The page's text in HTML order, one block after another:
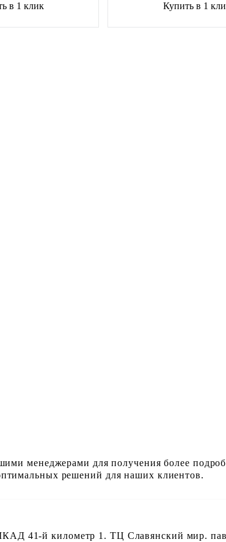
в 1 клик Купить в 1
менеджерами для получения более
решений для наших клиентов.
41-й километр 1. ТЦ Славянский мир.